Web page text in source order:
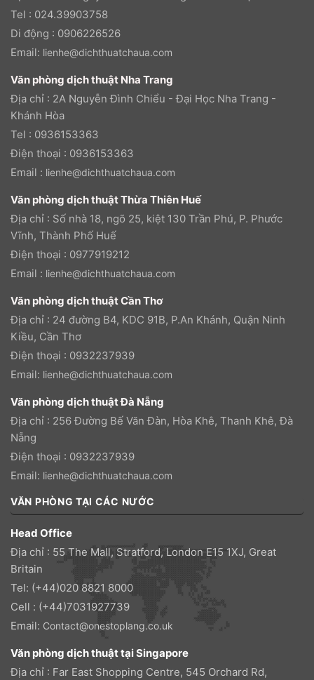
Tel : 024.39903758
Di động : 0906226526
Email: lienhe@dichthuatchaua.com
Văn phòng dịch thuật Nha Trang
Địa chỉ : 2A Nguyễn Đình Chiểu - Đại Học Nha Trang -
Khánh Hòa
Tel : 0936153363
Điện thoại : 0936153363
Email : lienhe@dichthuatchaua.com
Văn phòng dịch thuật Thừa Thiên Huế
Địa chỉ : Số nhà 18, ngõ 25, kiệt 130 Trần Phú, P. Phước
Vĩnh, Thành Phố Huế
Điện thoại : 0977919212
Email : lienhe@dichthuatchaua.com
Văn phòng dịch thuật Cần Thơ
Địa chỉ : 24 đường B4, KDC 91B, P.An Khánh, Quận Ninh
Kiều, Cần Thơ
Điện thoại : 0932237939
Email: lienhe@dichthuatchaua.com
Văn phòng dịch thuật Đà Nẵng
Địa chỉ : 256 Đường Bế Văn Đàn, Hòa Khê, Thanh Khê, Đà
Nẵng
Điện thoại : 0932237939
Email: lienhe@dichthuatchaua.com
VĂN PHÒNG TẠI CÁC NƯỚC
Head Office
Địa chỉ : 55 The Mall, Stratford, London E15 1XJ, Great
Britain
Tel: (+44)020 8821 8000
Cell : (+44)7031927739
Email: Contact@onestoplang.co.uk
Văn phòng dịch thuật tại Singapore
Địa chỉ : Far East Shopping Centre, 545 Orchard Rd,